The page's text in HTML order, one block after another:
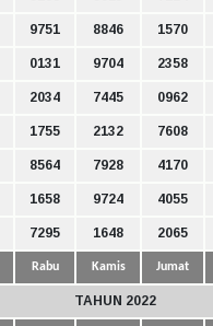
9751 8846 1570
0131 9704 2358
2034 7445 0962
1755 2132 7608
8564 7928 4170
1658 9724 4055
7295 1648 2065
Rabu Kamis Jumat
TAHUN 2022